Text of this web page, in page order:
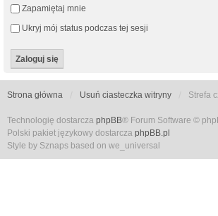
Zapamiętaj mnie
Ukryj mój status podczas tej sesji
Strona główna Usuń ciasteczka witryny Strefa
Technologię dostarcza phpBB® Forum Software ©
Polski pakiet językowy dostarcza phpBB.pl
Style by Sznaps based on we_universal